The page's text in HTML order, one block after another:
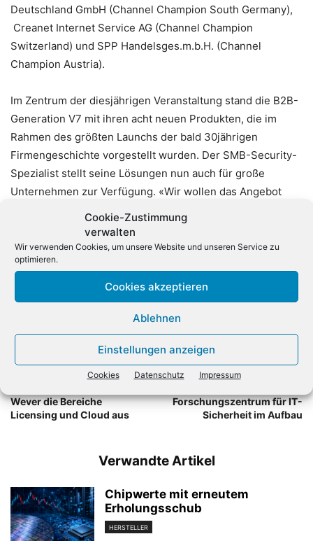
Cookie-Zustimmung
verwalten
Wir verwenden Cookies, um unsere Website und unseren Service zu
optimieren.
Cookies akzeptieren
Ablehnen
Einstellungen anzeigen
Cookies Datenschutz Impressum
Deutschland GmbH (Channel Champion South Germany),
Creanet Internet Service AG (Channel Champion
Switzerland) und SPP Handelsges.m.b.H. (Channel
Champion Austria).
Im Zentrum der diesjährigen Veranstaltung stand die B2B-
Generation V7 mit ihren acht neuen Produkten, die im
Rahmen des größten Launchs der bald 30jährigen
Firmengeschichte vorgestellt wurden. Der SMB-Security-
Spezialist stellt seine Lösungen nun auch für große
Unternehmen zur Verfügung. «Wir wollen das Angebot
das eigene Wachstum kontinuierlich vorantreiben» , so
Holger Suhl, Country Manager DACH bei Eset.
Vorheriger Artikel
Wever die Bereiche
Licensing und Cloud aus
Nächster Artikel
Forschungszentrum für IT-
Sicherheit im Aufbau
Verwandte Artikel
Chipwerte mit erneutem
Erholungsschub
HERSTELLER